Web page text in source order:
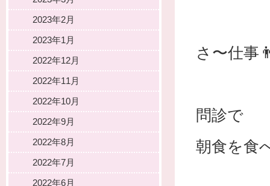
さ〜仕事
問診で
朝食を食
2023年2月
2023年1月
2022年12月
2022年11月
2022年10月
2022年9月
2022年8月
2022年7月
2022年6月